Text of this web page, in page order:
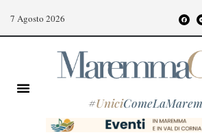
7 Agosto 2026
#Unici